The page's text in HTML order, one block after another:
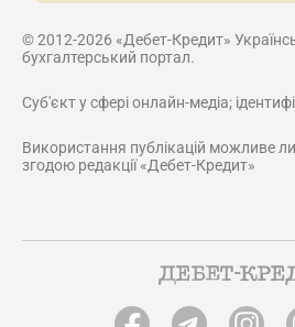
© 2012-2026 «Дебет-Кредит»
бухгалтерський портал.
Суб'єкт у сфері онлайн-медіа;
Використання публікацій можливе
згодою редакції «Дебет-Кредит»